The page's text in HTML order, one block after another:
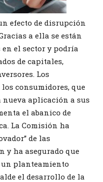
efecto de disrupción
a ella se están
el sector y podría
de capitales,
Los
consumidores, que
nueva aplicación a sus
el abanico de
La Comisión ha
de las
y ha asegurado que
un planteamiento
el desarrollo de la